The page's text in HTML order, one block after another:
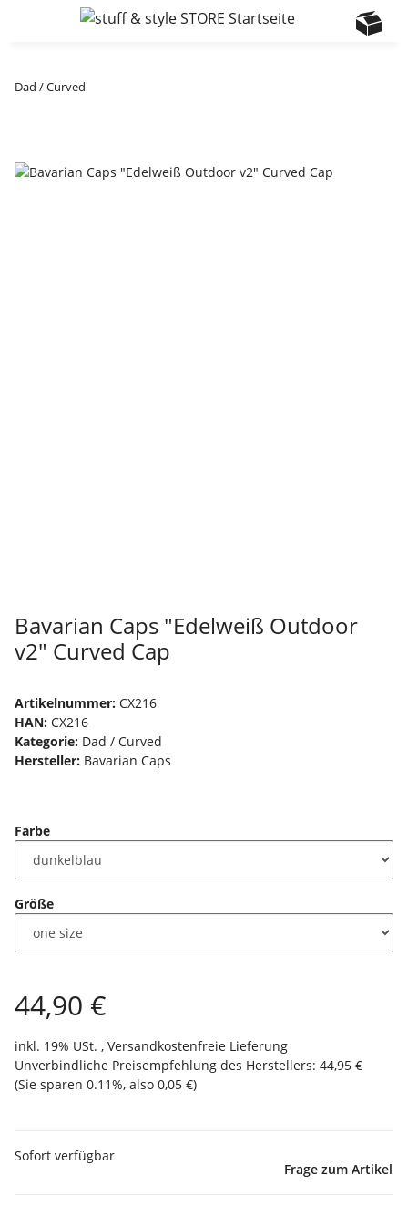
Dad / Curved
Bavarian Caps "Edelweiß Outdoor
v2" Curved Cap
Artikelnummer: CX216
HAN: CX216
Kategorie: Dad / Curved
Hersteller: Bavarian Caps
Farbe
Größe
44,90 €
inkl. 19% USt. , Versandkostenfreie Lieferung
Unverbindliche Preisempfehlung des Herstellers: 44,95 €
(Sie sparen 0.11%, also 0,05 €)
Sofort verfügbar
Frage zum Artikel